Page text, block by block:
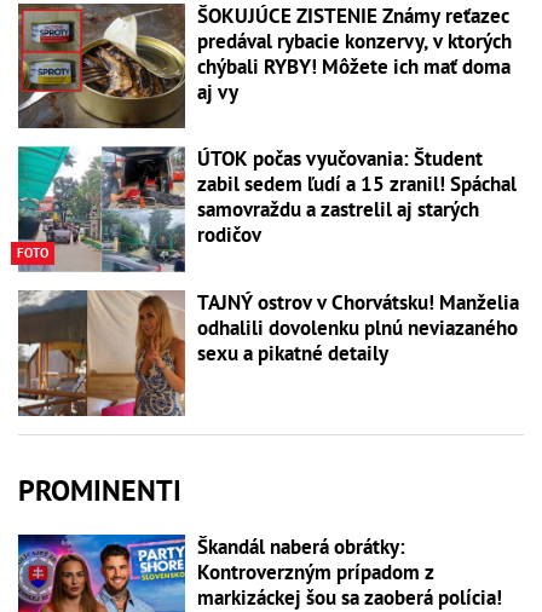
ŠOKUJÚCE ZISTENIE Známy reťazec
predával rybacie konzervy, v ktorých
chýbali RYBY! Môžete ich mať doma
aj vy
FOTO
ÚTOK počas vyučovania: Študent
zabil sedem ľudí a 15 zranil! Spáchal
samovraždu a zastrelil aj starých
rodičov
TAJNÝ ostrov v Chorvátsku! Manželia
odhalili dovolenku plnú neviazaného
sexu a pikatné detaily
PROMINENTI
Škandál naberá obrátky:
Kontroverzným prípadom z
markizáckej šou sa zaoberá polícia!